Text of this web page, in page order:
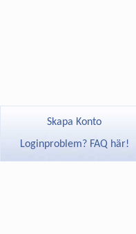
Skapa Konto
Loginproblem? FAQ här!